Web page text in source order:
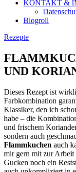
KONTAKT &
Blogroll
Rezepte
UND
Dieses Rezept ist
Farbkombination
Klassiker, den ich
habe – die
und frischem
sondern auch
Flammkuchen auch
mir gern mit zur Arbeit
Gucken noch ein